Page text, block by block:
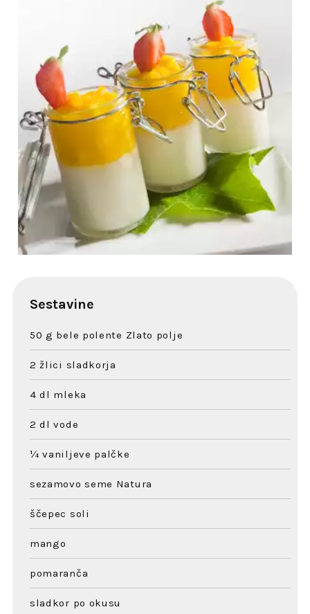
Sestavine
50 g bele polente Zlato polje
2 žlici sladkorja
4 dl mleka
2 dl vode
¼ vaniljeve palčke
sezamovo seme Natura
ščepec soli
mango
pomaranča
sladkor po okusu